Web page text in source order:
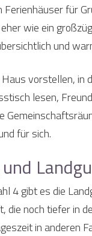
für
wie ein
und
vorstellen,
lesen,
für sich.
4 gibt es die
noch tiefer in
in anderen